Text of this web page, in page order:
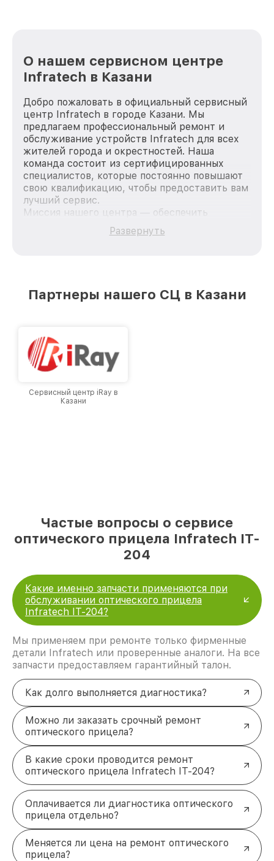
О нашем сервисном центре
Infratech в Казани
Добро пожаловать в официальный сервисный
центр Infratech в городе Казани. Мы
предлагаем профессиональный ремонт и
обслуживание устройств Infratech для всех
жителей города и окрестностей. Наша
команда состоит из сертифицированных
специалистов, которые постоянно повышают
свою квалификацию, чтобы предоставить вам
лучший сервис.
Миссия нашего центра — обеспечить
качественный и доступный ремонт для
каждого пользователя продукции Infratech,
лучшим сервисным центром Infratech в
Развернуть
Партнеры нашего СЦ в Казани
Сервисный центр iRay в
Казани
Частые вопросы о сервисе
оптического прицела Infratech IT-
204
Какие именно запчасти применяются при
обслуживании оптического прицела
Infratech IT-204?
Мы применяем при ремонте только фирменные
детали Infratech или проверенные аналоги. На все
запчасти предоставляем гарантийный талон.
Как долго выполняется диагностика?
Можно ли заказать срочный ремонт
оптического прицела?
В какие сроки проводится ремонт
оптического прицела Infratech IT-204?
Оплачивается ли диагностика оптического
прицела отдельно?
Меняется ли цена на ремонт оптического
прицела?